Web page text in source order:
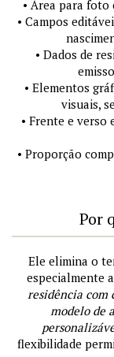
• Área para
• Campos
• Dados de
• Elementos
visuais,
• Frente e verso
• Proporção
Por
Ele elimina o
especialmente
residência com
modelo de
flexibilidade